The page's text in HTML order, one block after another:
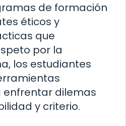
de formación
éticos y
que
por la
los estudiantes
enfrentar dilemas
y criterio.